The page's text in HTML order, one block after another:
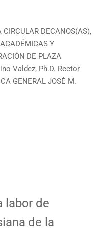
DECANOS(AS),
Y
DE PLAZA
Valdez, Ph.D. Rector
GENERAL JOSÉ M.
labor de
de la